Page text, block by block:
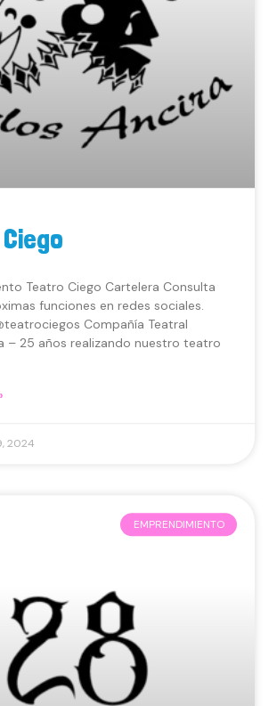
Teatro Ciego Cartelera Consulta
funciones en redes sociales.
Compañía Teatral
– 25 años realizando nuestro teatro
2024
EMPRENDIMIENTO